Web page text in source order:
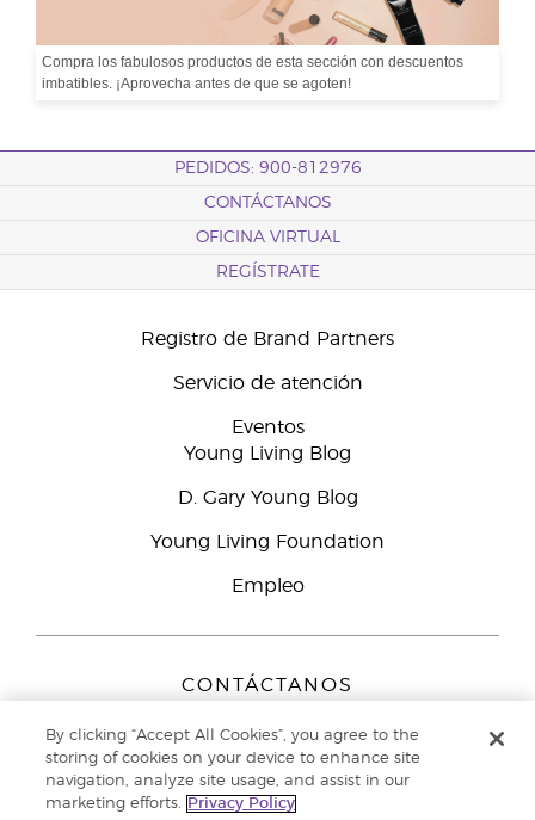
Compra los fabulosos productos de esta sección con descuentos
imbatibles. ¡Aprovecha antes de que se agoten!
PEDIDOS: 900-812976
CONTÁCTANOS
OFICINA VIRTUAL
REGÍSTRATE
Registro de Brand Partners
Servicio de atención
Eventos
Young Living Blog
D. Gary Young Blog
Young Living Foundation
Empleo
CONTÁCTANOS
Peizerweg 97
9727 AJ Groningen
Netherlands
By clicking “Accept All Cookies”, you agree to the
storing of cookies on your device to enhance site
navigation, analyze site usage, and assist in our
marketing efforts.
Privacy Policy